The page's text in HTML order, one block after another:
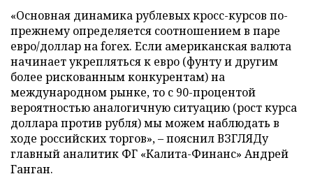
«Основная динамика рублевых кросс-курсов по-
прежнему определяется соотношением в паре
евро/доллар на forex. Если американская валюта
начинает укрепляться к евро (фунту и другим
более рискованным конкурентам) на
международном рынке, то с 90-процентой
вероятностью аналогичную ситуацию (рост курса
доллара против рубля) мы можем наблюдать в
ходе российских торгов», – пояснил ВЗГЛЯДу
главный аналитик ФГ «Калита-Финанс» Андрей
Ганган.